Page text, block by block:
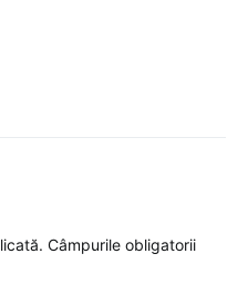
Câmpurile obligatorii